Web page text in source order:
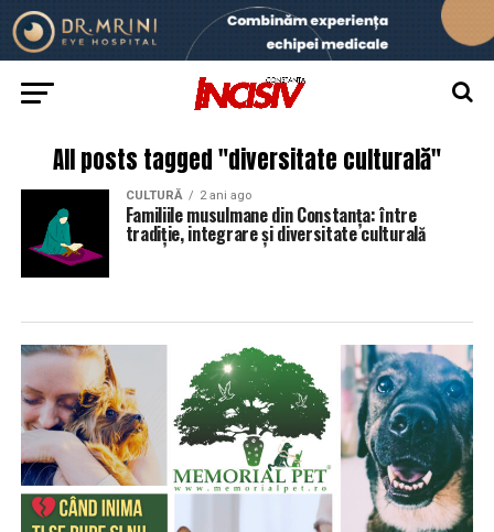
All posts tagged "diversitate culturală"
CULTURĂ 2 ani ago
Familiile musulmane din Constanța: între
tradiție, integrare și diversitate culturală